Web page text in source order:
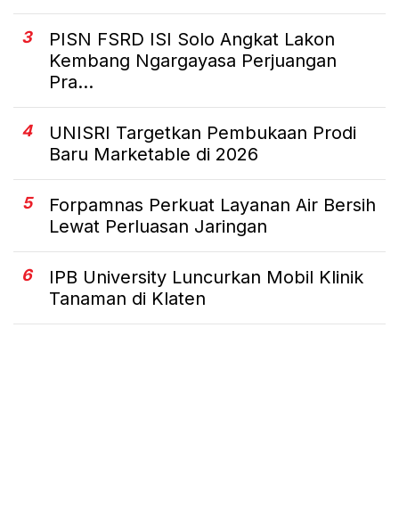
3
PISN FSRD ISI Solo Angkat Lakon
Kembang Ngargayasa Perjuangan
Pra...
4
UNISRI Targetkan Pembukaan Prodi
Baru Marketable di 2026
5
Forpamnas Perkuat Layanan Air Bersih
Lewat Perluasan Jaringan
6
IPB University Luncurkan Mobil Klinik
Tanaman di Klaten